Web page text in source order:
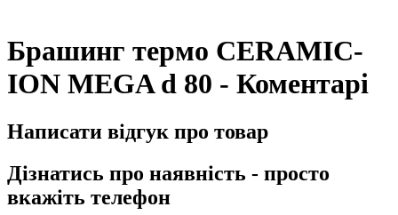
Брашинг термо CERAMIC-
ION MEGA d 80 - Коментарі
Написати відгук про товар
Дізнатись про наявність - просто
вкажіть телефон